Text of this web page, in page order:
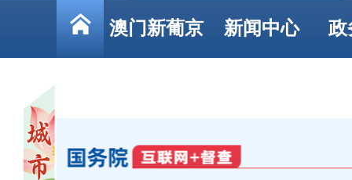
澳门新葡京 新闻中心 政